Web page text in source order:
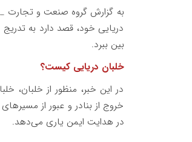
به گزارش گروه صنعت و تجارت _
دریایی خود، قصد دارد به
بین ببرد.
خلبان دریایی کیست؟
در این خبر، منظور از خلبان،
خروج از بنادر و عبور از
در هدایت ایمن یاری می‌دهد.